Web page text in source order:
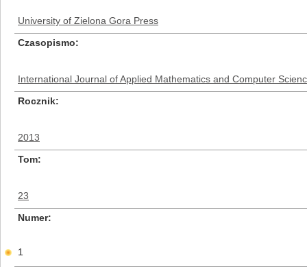
University of Zielona Gora Press
Czasopismo
International Journal of Applied Mathematics and Computer
Rocznik
2013
Tom
23
Numer
1